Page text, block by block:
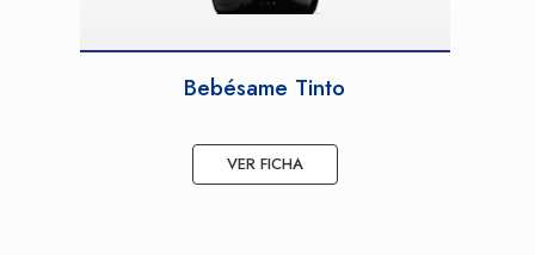
Bebésame Tinto
VER FICHA